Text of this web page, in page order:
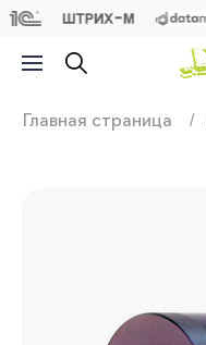
Главная страница